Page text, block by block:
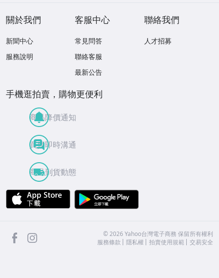
關於我們
新聞中心
服務說明
客服中心
常見問答
聯絡客服
最新公告
聯絡我們
人才招募
手機逛拍賣，購物更便利
商品降價通知
買賣即時溝通
商品到貨動態
APP Store
facebook ©2026 Yahoo台灣電子商務 保留所有權利
服務條款
隱私權 拍賣使用規範 交易安全